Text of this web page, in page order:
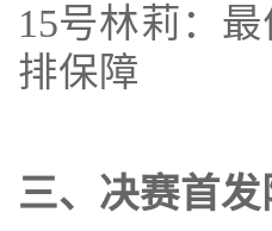
15号林莉：
排保障
三、决赛首